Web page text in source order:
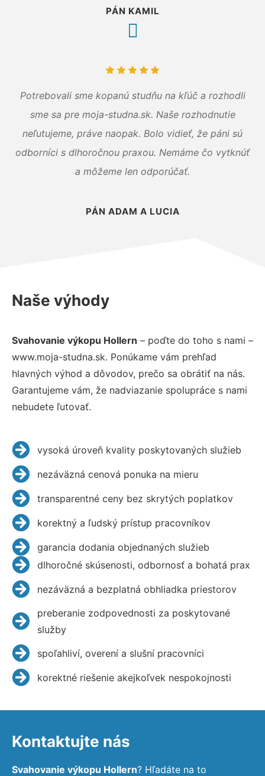
PÁN KAMIL
Potrebovali sme kopanú studňu na kľúč a rozhodli
sme sa pre moja-studna.sk. Naše rozhodnutie
neľutujeme, práve naopak. Bolo vidieť, že páni sú
odborníci s dlhoročnou praxou. Nemáme čo vytknúť
a môžeme len odporúčať.
PÁN ADAM A LUCIA
Naše výhody
Svahovanie výkopu Hollern – poďte do toho s nami –
www.moja-studna.sk. Ponúkame vám prehľad
hlavných výhod a dôvodov, prečo sa obrátiť na nás.
Garantujeme vám, že nadviazanie spolupráce s nami
nebudete ľutovať.
vysoká úroveň kvality poskytovaných služieb
nezáväzná cenová ponuka na mieru
transparentné ceny bez skrytých poplatkov
korektný a ľudský prístup pracovníkov
garancia dodania objednaných služieb
dlhoročné skúsenosti, odbornosť a bohatá prax
nezáväzná a bezplatná obhliadka priestorov
preberanie zodpovednosti za poskytované
služby
spoľahliví, overení a slušní pracovníci
korektné riešenie akejkoľvek nespokojnosti
Kontaktujte nás
Svahovanie výkopu Hollern? Hľadáte na to